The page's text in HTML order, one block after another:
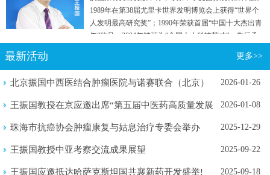
1989年在第38届尤里卡世界发明博览会上获得“世界个
人发明最高研究奖”；1990年荣获首届“中国十大杰出青
年”称号；2004年被评为“全国十大科技英才”。先后承
项目。曾参加国家行政学院两院院士和专家理论研究
班。
最新活动 更多>>
北京振国中西医结合肿瘤医院与诺赛联合（北京）
2026-01-26
王振国教授在京应邀出席“第五届中医药高质量发展
2026-01-08
珠海市抗癌协会肿瘤康复与姑息治疗专委会举办
2025-12-29
王振国教授中亚考察交流成果展望 2025-09-22
王振国应邀抵达哈萨克斯坦国共襄新药开发盛举! 2025-09-18